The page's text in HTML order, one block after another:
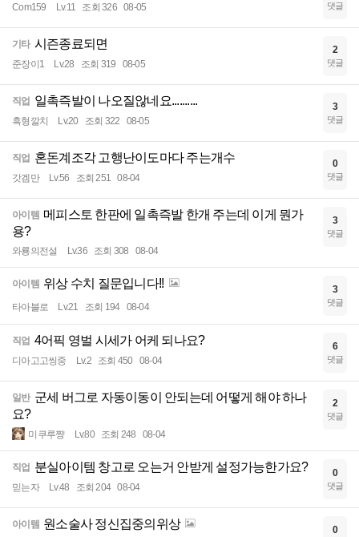
Com159 Lv.11 조회 326 08-05 댓글
기타 시즌종료되면
준장이1 Lv.28 조회 319 08-05
2
댓글
직업 일촉즉발이 나오질않네요..........
흑형깔치 Lv.20 조회 322 08-05
3
댓글
직업 혼돈계조각 고행난이도마다 주는개수
갓겜만 Lv.56 조회 251 08-04
0
댓글
아이템 메피스토 한판에 일촉즉발 한개 주는데 이게 뭔가
용?
와룡의전설 Lv.36 조회 308 08-04
3
댓글
아이템 위상 수치 질문입니다!!
타아블로 Lv.21 조회 194 08-04
3
댓글
직업 4어픽 영벌 시세가 어케 되나요?
디아고고씽중 Lv.2 조회 450 08-04
6
댓글
일반 군세 버그로 자동이동이 안되는데 어떻게 해야 하나
요?
미쿠루쨩 Lv.80 조회 248 08-04
2
댓글
직업 분실아이템 창고로 오는거 안받게 설정가능한가요?
믿는자 Lv.48 조회 204 08-04
0
댓글
아이템 원소술사 정신집중의위상 0